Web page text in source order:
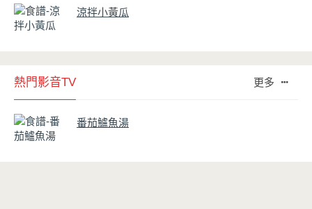
涼拌小黃瓜
熱門影音TV 更多
番茄鱸魚湯